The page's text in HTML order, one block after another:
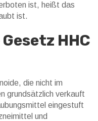
ist, heißt das
ist.
HHC
die nicht im
grundsätzlich verkauft
eingestuft
und